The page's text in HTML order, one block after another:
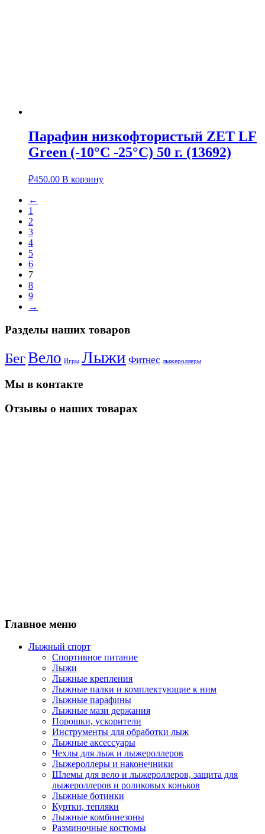
Парафин низкофтористый ZET LF
Green (-10°С -25°С) 50 г. (13692)
₽450.00 В корзину
←
1
2
3
4
5
6
7
8
9
→
Разделы наших товаров
БегВело Игры Лыжи Фитнес лыжероллеры
Мы в контакте
Отзывы о наших товарах
Главное меню
Лыжный спорт
Спортивное питание
Лыжи
Лыжные крепления
Лыжные палки и комплектующие к ним
Лыжные парафины
Лыжные мази держания
Порошки, ускорители
Инструменты для обработки лыж
Лыжные аксессуары
Чехлы для лыж и лыжероллеров
Лыжероллеры и наконечники
Шлемы для вело и лыжероллеров, защита для
лыжероллеров и роликовых коньков
Лыжные ботинки
Куртки, тепляки
Лыжные комбинезоны
Разминочные костюмы